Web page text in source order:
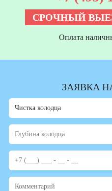
СРОЧНЫЙ
Оплата
ЗАЯВКА